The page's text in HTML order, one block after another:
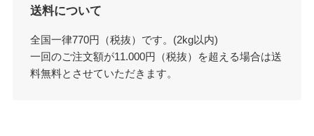
送料について
全国一律770円（税抜）です。(2kg以内)
一回のご注文額が11.000円（税抜）を超える場合は送
料無料とさせていただきます。